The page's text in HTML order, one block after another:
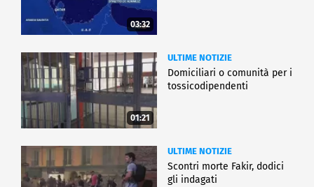
03:32
01:21
ULTIME NOTIZIE
Domiciliari o comunità per i
tossicodipendenti
ULTIME NOTIZIE
Scontri morte Fakir, dodici
gli indagati